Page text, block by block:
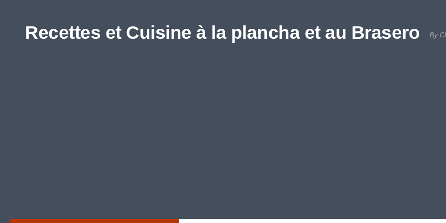
Recettes et Cuisine à la plancha et au Brasero By